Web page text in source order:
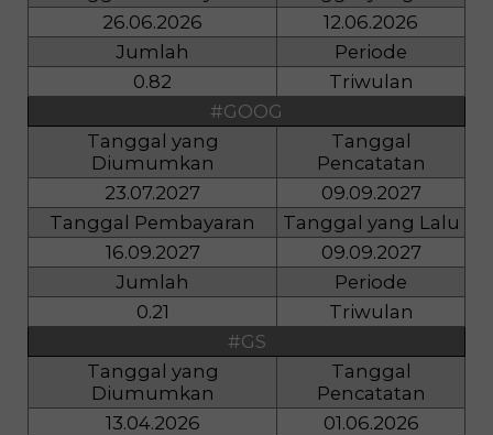
26.06.2026
12.06.2026
Jumlah
Periode
0.82
Triwulan
#GOOG
Tanggal yang
Diumumkan
Tanggal
Pencatatan
23.07.2027
09.09.2027
Tanggal Pembayaran
Tanggal yang Lalu
16.09.2027
09.09.2027
Jumlah
Periode
0.21
Triwulan
#GS
Tanggal yang
Diumumkan
Tanggal
Pencatatan
13.04.2026
01.06.2026